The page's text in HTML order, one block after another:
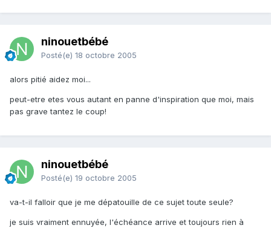
ninouetbébé
Posté(e) 18 octobre 2005
alors pitié aidez moi...
peut-etre etes vous autant en panne d'inspiration que moi, mais
pas grave tantez le coup!
ninouetbébé
Posté(e) 19 octobre 2005
va-t-il falloir que je me dépatouille de ce sujet toute seule?
je suis vraiment ennuyée, l'échéance arrive et toujours rien à